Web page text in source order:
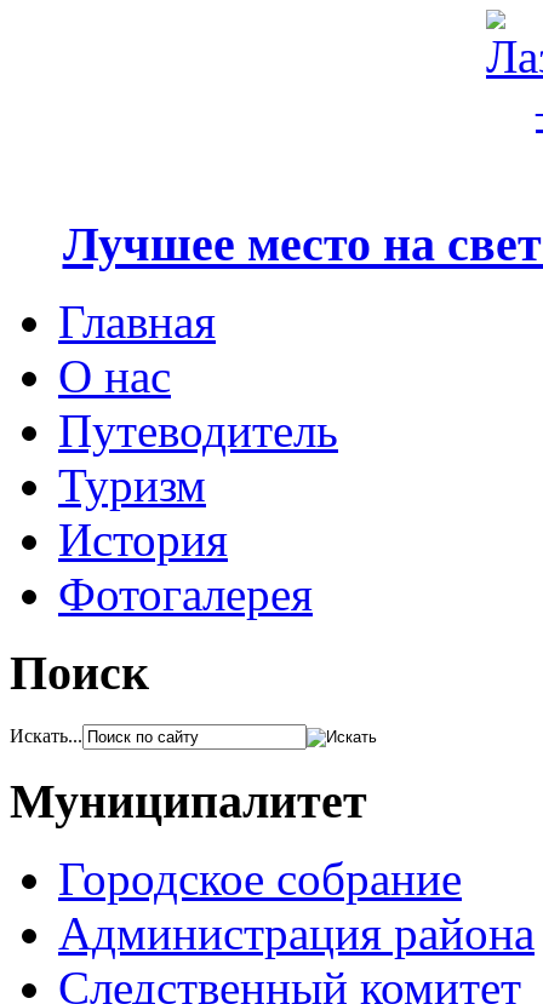
Лучшее место на
Главная
О нас
Путеводитель
Туризм
История
Фотогалерея
Поиск
Искать...
Муниципалитет
Городское собрание
Администрация района
Следственный комитет